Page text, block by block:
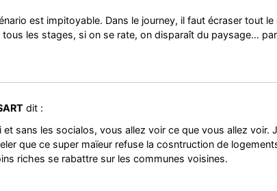
est impitoyable. Dans le journey, il faut écraser tout
tous les stages, si on se rate, on disparaît du paysage…
dit :
et sans les socialos, vous allez voir ce que vous allez voir.
que ce super maïeur refuse la cosntruction de
riches se rabattre sur les communes voisines.